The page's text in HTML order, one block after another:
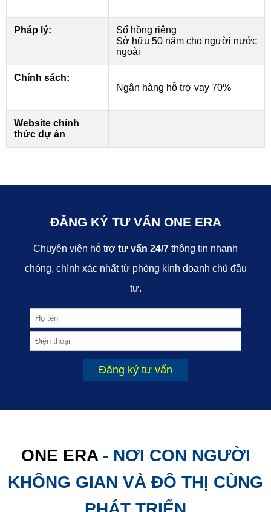
Pháp lý:
Sổ hồng riêng
Sở hữu 50 năm cho người nước
ngoài
Chính sách:
Ngân hàng hỗ trợ vay 70%
Website chính
thức dự án
ĐĂNG KÝ TƯ VẤN ONE ERA
Chuyên viên hỗ trợ tư vấn 24/7 thông tin nhanh
chóng, chính xác nhất từ phòng kinh doanh chủ đầu
tư.
Đăng ký tư vấn
ONE ERA- NƠI CON NGƯỜI
KHÔNG GIAN VÀ ĐÔ THỊ CÙNG